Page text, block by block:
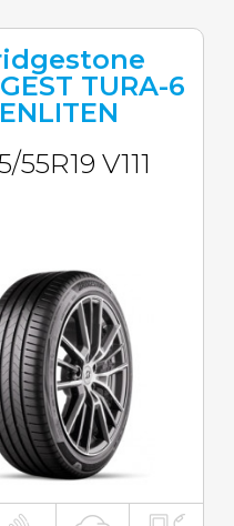
TURA-6
ENLITEN
55R19 V111
inkl. MwST